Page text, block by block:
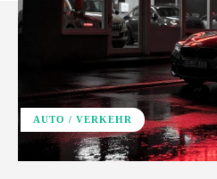
AUTO / VERKEHR